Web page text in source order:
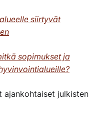
siirtyvät
sopimukset ja
ajankohtaiset julkisten